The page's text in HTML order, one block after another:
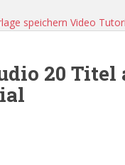
20 Titel